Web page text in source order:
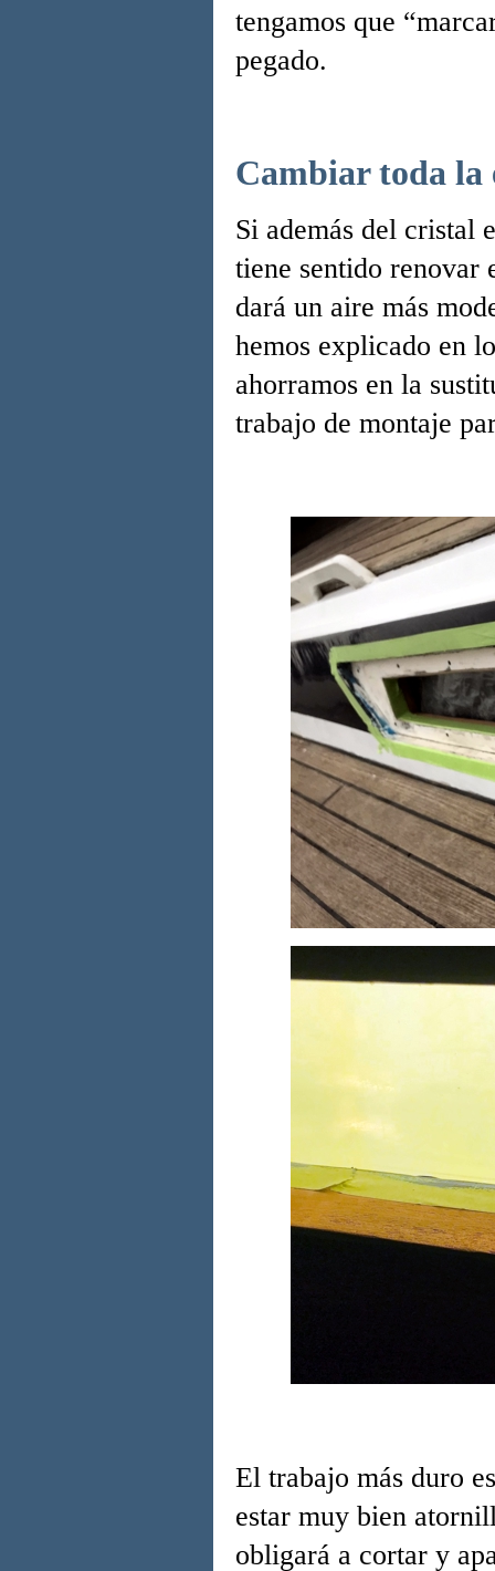
tengamos que
pegado.
Cambiar toda la
Si además del cristal
tiene sentido renovar
dará un aire más
hemos explicado en
ahorramos en la
trabajo de montaje
El trabajo más duro
estar muy bien
obligará a cortar y